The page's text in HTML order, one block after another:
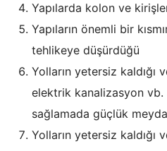
Yapılarda kolon ve
Yapıların önemli bir
tehlikeye düşürdüğü
Yolların yetersiz kaldığı
elektrik kanalizasyon vb.
sağlamada güçlük
Yolların yetersiz kaldığı